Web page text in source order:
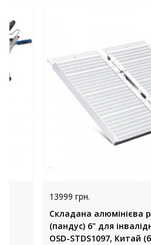
13999 грн.
Складана алюмінієва
(пандус) 6" для
OSD-STDS1097, Китай